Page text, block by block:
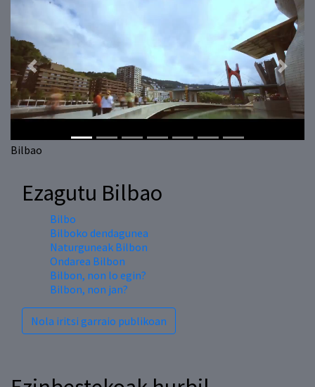
Bilbao
Previous Next
Ezagutu Bilbao
Bilbo
Bilboko dendagunea
Naturguneak Bilbon
Ondarea Bilbon
Bilbon, non lo egin?
Bilbon, non jan?
Nola iritsi garraio publikoan